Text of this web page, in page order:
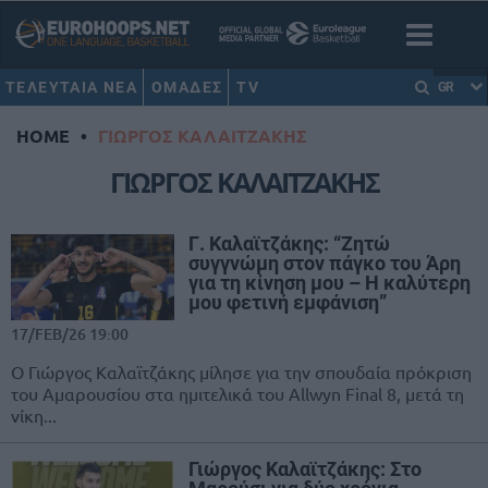
ΤΕΛΕΥΤΑΙΑ ΝΕΑ ΟΜΑΔΕΣ TV GR
HOME • ΓΙΩΡΓΟΣ ΚΑΛΑΙΤΖΑΚΗΣ
ΓΙΩΡΓΟΣ ΚΑΛΑΙΤΖΑΚΗΣ
Γ. Καλαϊτζάκης: “Ζητώ
συγγνώμη στον πάγκο του Άρη
για τη κίνηση μου – Η καλύτερη
μου φετινή εμφάνιση”
17/FEB/26 19:00
Ο Γιώργος Καλαϊτζάκης μίλησε για την σπουδαία πρόκριση
του Αμαρουσίου στα ημιτελικά του Allwyn Final 8, μετά τη
νίκη...
Γιώργος Καλαϊτζάκης: Στο